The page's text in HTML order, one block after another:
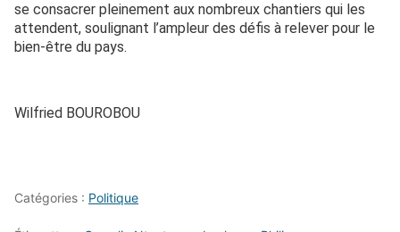
se consacrer pleinement aux nombreux chantiers qui les
attendent, soulignant l’ampleur des défis à relever pour le
bien-être du pays.
Wilfried BOUROBOU
Catégories : Politique